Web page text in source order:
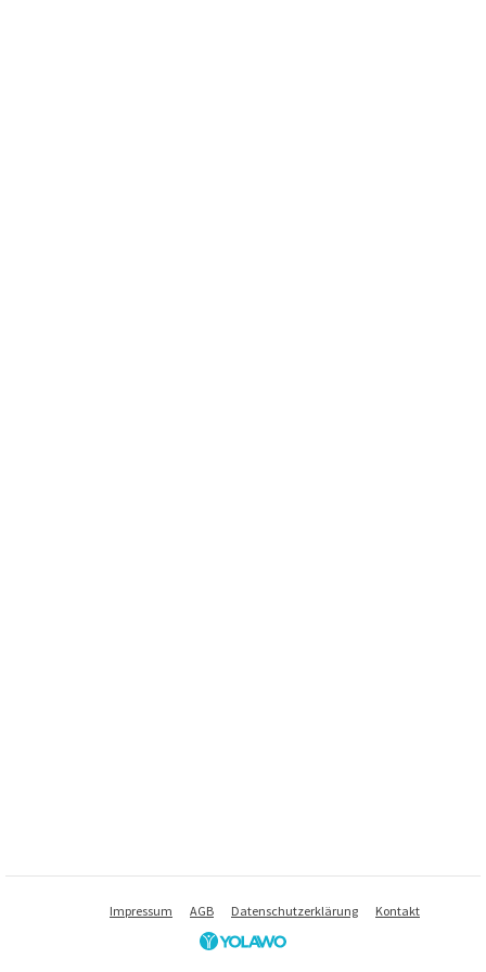
Impressum AGB Datenschutzerklärung Kontakt